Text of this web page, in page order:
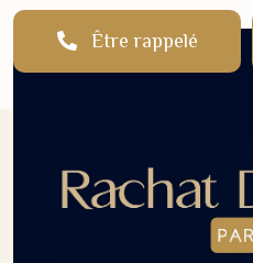
Être rappelé